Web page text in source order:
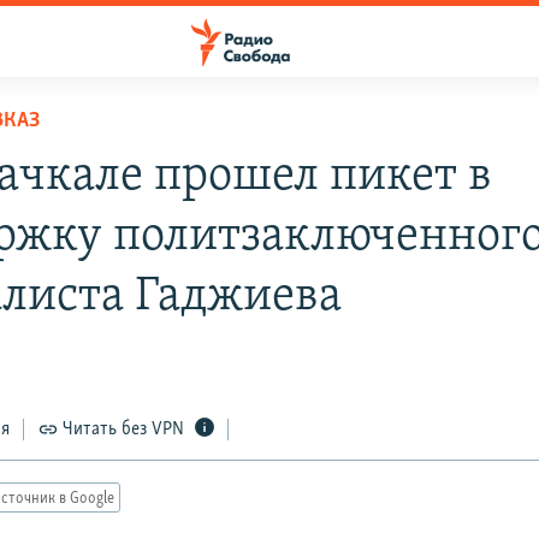
прошел пикет в
Гаджиева
Читать без VPN
в Google